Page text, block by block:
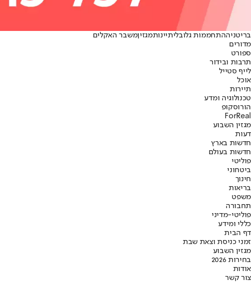
בריטניההתחממות גלובליתיינותמגזיןמשבר האקלים
מדורים
ספורט
תרבות ובידור
לייף סטייל
אוכל
תיירות
טכנולוגיה ומדע
הורוסקופ
ForReal
מגזין השבוע
דעות
חדשות בארץ
חדשות בעולם
פוליטי
ביטחוני
חינוך
בריאות
משפט
תחבורה
פוליטי-מדיני
כללי ומידע
דף הבית
זמני כניסת וצאת שבת
מגזין השבוע
בחירות 2026
אודות
צור קשר